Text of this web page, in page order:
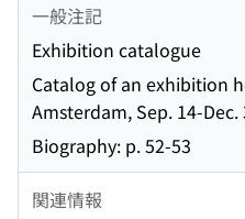
一般注記
Exhibition catalogue
Catalog of an exhibition
Amsterdam, Sep. 14-Dec.
Biography: p. 52-53
関連情報